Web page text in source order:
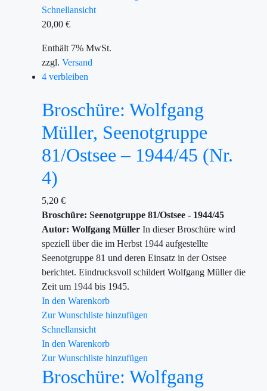
Schnellansicht
20,00 €
Enthält 7% MwSt.
zzgl. Versand
4 verbleiben
Broschüre: Wolfgang
Müller, Seenotgruppe
81/Ostsee – 1944/45 (Nr.
4)
5,20 €
Broschüre: Seenotgruppe 81/Ostsee - 1944/45
Autor: Wolfgang Müller In dieser Broschüre wird
speziell über die im Herbst 1944 aufgestellte
Seenotgruppe 81 und deren Einsatz in der Ostsee
berichtet. Eindrucksvoll schildert Wolfgang Müller die
Zeit um 1944 bis 1945.
In den Warenkorb
Zur Wunschliste hinzufügen
Schnellansicht
In den Warenkorb
Zur Wunschliste hinzufügen
Broschüre: Wolfgang